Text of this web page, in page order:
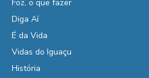
Foz, o que fazer
Diga Aí
É da Vida
Vidas do Iguaçu
História